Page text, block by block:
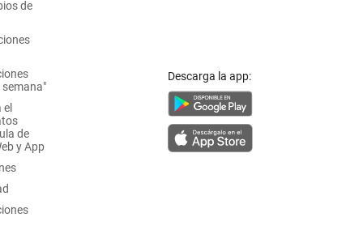
de
semana"
de
y App
Descarga la app: